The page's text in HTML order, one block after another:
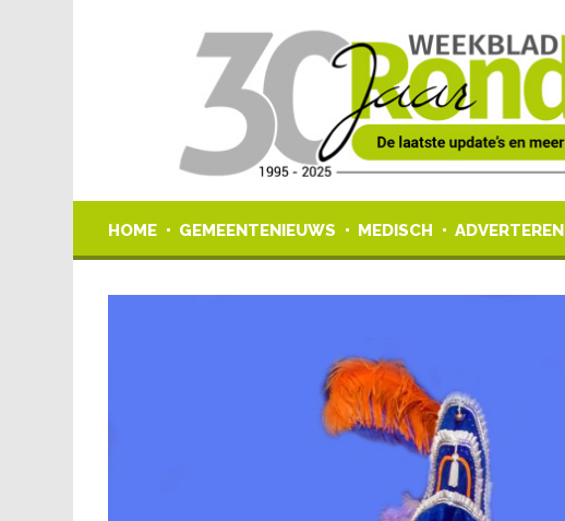
HOME GEMEENTENIEUWS MEDISCH ADVERTEREN